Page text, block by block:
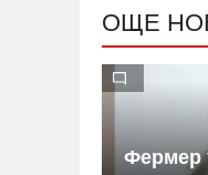
ОЩЕ
Фермер